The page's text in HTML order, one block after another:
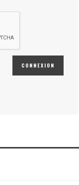
CONNEXION